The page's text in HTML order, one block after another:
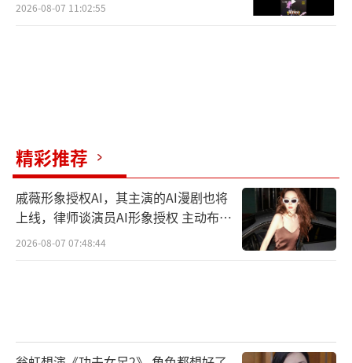
2026-08-07 11:02:55
精彩推荐
戚薇形象授权AI，其主演的AI漫剧也将
上线，律师谈演员AI形象授权 主动布局
数字资产
2026-08-07 07:48:44